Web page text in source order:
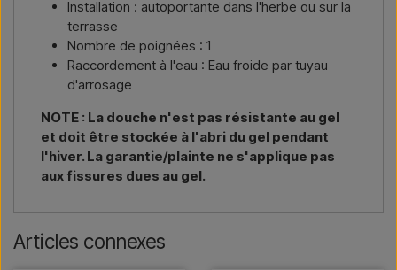
Installation : autoportante dans l'herbe ou sur la
terrasse
Nombre de poignées : 1
Raccordement à l'eau : Eau froide par tuyau
d'arrosage
NOTE : La douche n'est pas résistante au gel
et doit être stockée à l'abri du gel pendant
l'hiver. La garantie/plainte ne s'applique pas
aux fissures dues au gel.
Articles connexes